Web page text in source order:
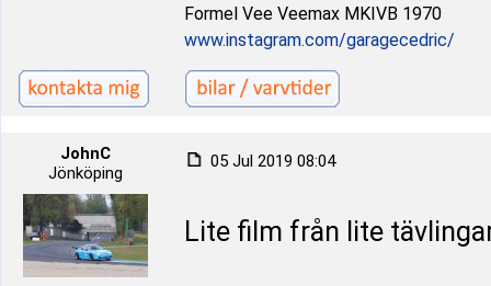
Formel Vee Veemax MKIVB 1970
www.instagram.com/garagecedric/
JohnC
Jönköping
05 Jul 2019 08:04
Lite film från lite